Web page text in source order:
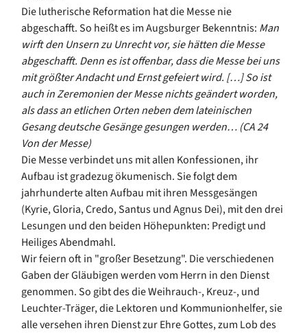
Die lutherische Reformation hat die Messe nie
abgeschafft. So heißt es im Augsburger Bekenntnis: Man
wirft den Unsern zu Unrecht vor, sie hätten die Messe
abgeschafft. Denn es ist offenbar, dass die Messe bei uns
mit größter Andacht und Ernst gefeiert wird. […] So ist
auch in Zeremonien der Messe nichts geändert worden,
als dass an etlichen Orten neben dem lateinischen
Gesang deutsche Gesänge gesungen werden… (CA 24
Von der Messe)
Die Messe verbindet uns mit allen Konfessionen, ihr
Aufbau ist gradezug ökumenisch. Sie folgt dem
jahrhunderte alten Aufbau mit ihren Messgesängen
(Kyrie, Gloria, Credo, Santus und Agnus Dei), mit den drei
Lesungen und den beiden Höhepunkten: Predigt und
Heiliges Abendmahl.
Wir feiern oft in "großer Besetzung". Die verschiedenen
Gaben der Gläubigen werden vom Herrn in den Dienst
genommen. So gibt des die Weihrauch-, Kreuz-, und
Leuchter-Träger, die Lektoren und Kommunionhelfer, sie
alle versehen ihren Dienst zur Ehre Gottes, zum Lob des